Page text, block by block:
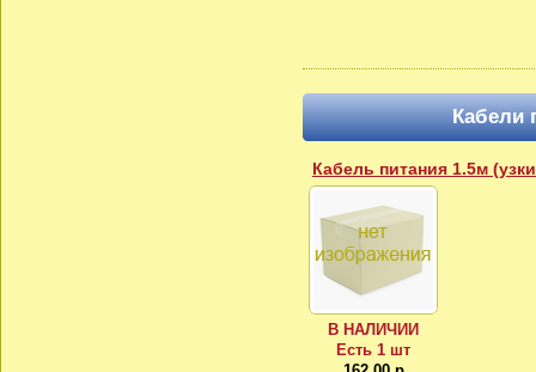
Кабели
Кабель питания 1.5м
В НАЛИЧИИ
Есть 1 шт